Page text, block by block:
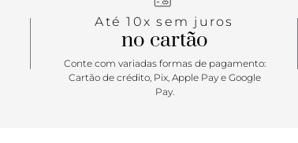
Até 10x sem juros
no cartão
Conte com variadas formas de pagamento:
Cartão de crédito, Pix, Apple Pay e Google
Pay.